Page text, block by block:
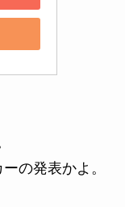
の発表かよ。